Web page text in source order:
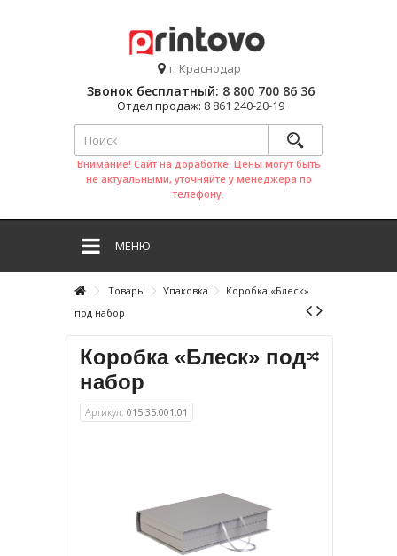
г. Краснодар
Звонок бесплатный: 8 800 700 86 36
Отдел продаж: 8 861 240-20-19
Внимание! Сайт на доработке. Цены могут быть
не актуальными, уточняйте у менеджера по
телефону.
МЕНЮ
Товары Упаковка
Коробка «Блеск»
под набор
Коробка «Блеск» под
набор
Артикул: 015.35.001.01